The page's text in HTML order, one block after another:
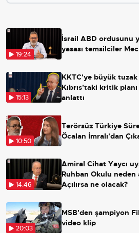
19:24
İsrail ABD ordusunu
yasası temsilciler
15:13
KKTC'ye büyük
Kıbrıs'taki kritik
anlattı
10:50
Terörsüz Türkiye
Öcalan İmralı'dan
14:46
Amiral Cihat Yaycı
Ruhban Okulu neden
Açılırsa ne olacak?
20:03
MSB'den şampiyon
video klip